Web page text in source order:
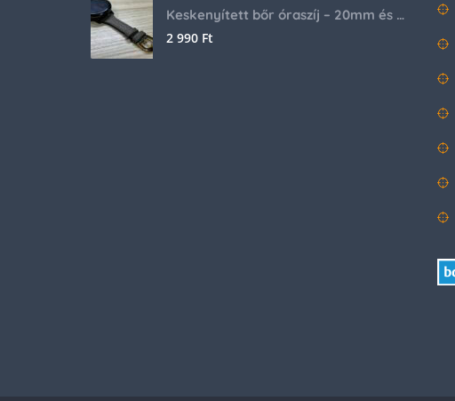
Keskenyített bőr óraszíj – 20mm és 22mm méretben
2 990 Ft